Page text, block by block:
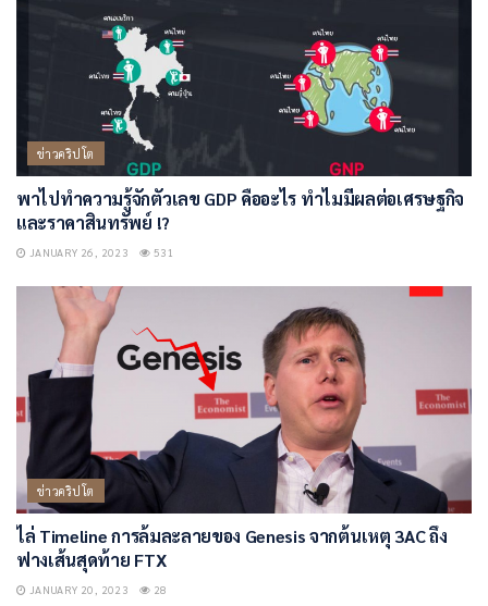
ข่าวคริปโต
พาไปทำความรู้จักตัวเลข GDP คืออะไร ทำไมมีผลต่อเศรษฐกิจ
และราคาสินทรัพย์ !?
JANUARY 26, 2023 531
ข่าวคริปโต
ไล่ Timeline การล้มละลายของ Genesis จากต้นเหตุ 3AC ถึง
ฟางเส้นสุดท้าย FTX
JANUARY 20, 2023 28